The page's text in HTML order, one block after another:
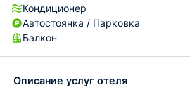
Кондиционер
Автостоянка / Парковка
Балкон
Описание услуг отеля